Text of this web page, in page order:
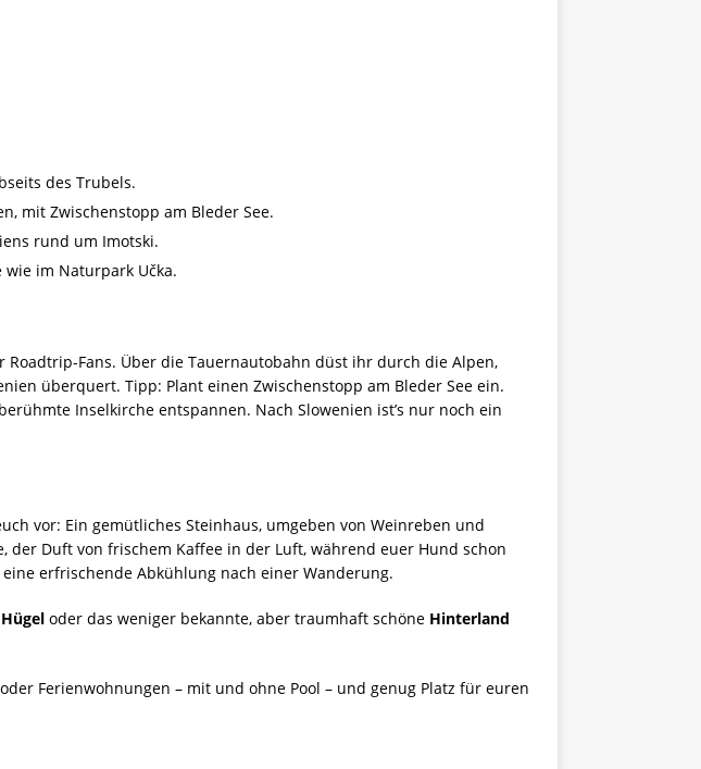
des Trubels.
mit Zwischenstopp am Bleder See.
rund um Imotski.
im Naturpark Učka.
Fans. Über die Tauernautobahn düst ihr durch die Alpen,
überquert. Tipp: Plant einen Zwischenstopp am Bleder See ein.
Inselkirche entspannen. Nach Slowenien ist’s nur noch ein
vor: Ein gemütliches Steinhaus, umgeben von Weinreben und
Duft von frischem Kaffee in der Luft, während euer Hund schon
erfrischende Abkühlung nach einer Wanderung.
oder das weniger bekannte, aber traumhaft schöne Hinterland
Ferienwohnungen – mit und ohne Pool – und genug Platz für euren